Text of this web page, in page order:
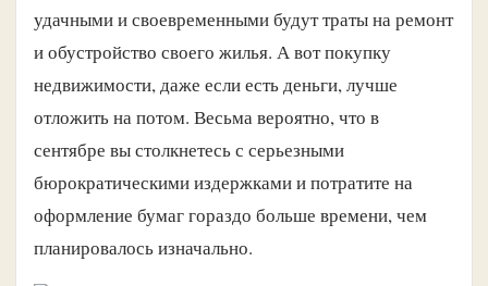
удачными и своевременными будут траты на ремонт
и обустройство своего жилья. А вот покупку
недвижимости, даже если есть деньги, лучше
отложить на потом. Весьма вероятно, что в
сентябре вы столкнетесь с серьезными
бюрократическими издержками и потратите на
оформление бумаг гораздо больше времени, чем
планировалось изначально.